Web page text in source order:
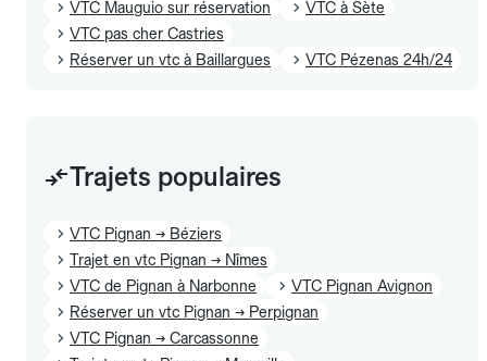
VTC Mauguio sur réservation
VTC à Sète
VTC pas cher Castries
Réserver un vtc à Baillargues
VTC Pézenas 24h/24
Trajets populaires
VTC Pignan → Béziers
Trajet en vtc Pignan → Nîmes
VTC de Pignan à Narbonne
VTC Pignan Avignon
Réserver un vtc Pignan → Perpignan
VTC Pignan → Carcassonne